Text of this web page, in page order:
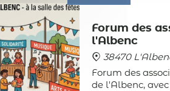
Forum des
l'Albenc
38470
Forum des
de l'Albenc,